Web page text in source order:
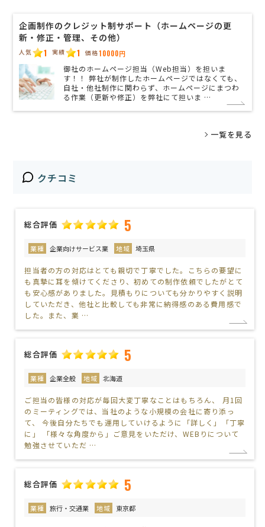
企画制作のクレジット制サポート（ホームページの更
新・修正・管理、その他）
人気 1 実績 1 価格10000円
御社のホームページ担当（Web担当）を担いま
す！！ 弊社が制作したホームページではなくても、
自社・他社制作に関わらず、ホームページにまつわ
る作業（更新や修正）を弊社にて担いま …
一覧を見る
クチコミ
総合評価 5
業種 企業向けサービス業 地域 埼玉県
担当者の方の対応はとても親切で丁寧でした。こちらの要望に
も真摯に耳を傾けてくださり、初めての制作依頼でしたがとて
も安心感がありました。見積もりについても分かりやすく説明
していただき、他社と比較しても非常に納得感のある費用感で
した。また、業 …
総合評価 5
業種 企業全般 地域 北海道
ご担当の皆様の対応が毎回大変丁寧なことはもちろん、 月1回
のミーティングでは、当社のような小規模の会社に寄り添っ
て、 今後自分たちでも運用していけるように「詳しく」「丁寧
に」 「様々な角度から」ご意見をいただけ、WEBりについて
勉強させていただ …
総合評価 5
業種 旅行・交通業 地域 東京都